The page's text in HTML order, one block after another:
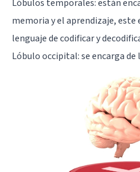
Lóbulos temporales: están
memoria y el aprendizaje, este
lenguaje de codificar y
Lóbulo occipital: se encarga de